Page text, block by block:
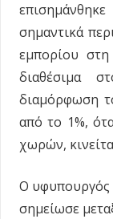
σημαντικά
εμπορίου
διαθέσιμα
διαμόρφωση
από το 1%,
χωρών,
Ο υφυπουργός
σημείωσε